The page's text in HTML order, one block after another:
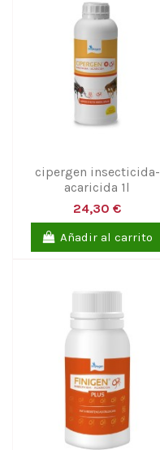
cipergen insecticida-
acaricida 1l
24,30 €
Añadir al carrito